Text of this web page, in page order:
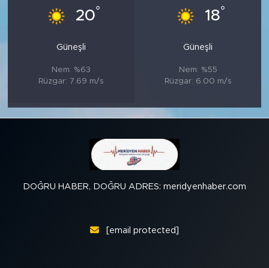
20°
Güneşli
Nem: %63
Rüzgar: 7.69 m/s
18°
Güneşli
Nem: %55
Rüzgar: 6.00 m/s
DOĞRU HABER, DOĞRU ADRES: meridyenhaber.com
[email protected]